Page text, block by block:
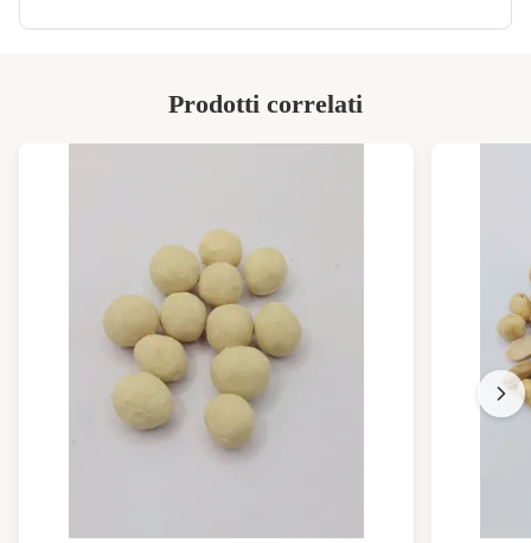
Packing:
Borsa in serie, borsa del rivenditore, barattolo
1904100000
Prodotti correlati